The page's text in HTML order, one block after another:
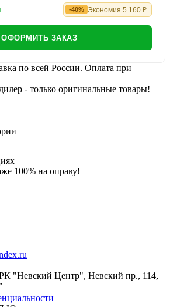
-40% Экономия 5 160 ₽
ОФОРМИТЬ ЗАКАЗ
по всей России. Оплата при
- только оригинальные товары!
100% на оправу!
"Невский Центр", Невский пр., 114,